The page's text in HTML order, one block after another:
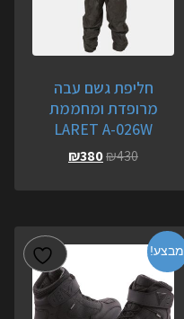
חליפת גשם עבה
מרופדת ומחממת
LARET A-026W
₪430
₪380
מבצע!